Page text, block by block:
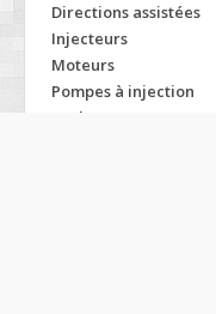
Directions assistées
Injecteurs
Moteurs
Pompes à injection
Turbos